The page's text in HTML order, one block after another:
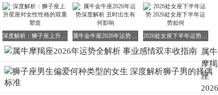
胜，所以发生冲突也是在所难免。然而，大气魄、大格局的
狮子座也不必太过灰心。如果你能像坐在王位上一样，不断
地给予摩羯座关怀和宽容，也许能够缓和你们之间的紧张对
立关系。
再次聚焦1985年出生的属牛男摩羯座
2026年运势
深度解析：狮子座上升星座对女性性格的双重塑造 属牛金牛座2026年运势深度解析 丑时出生有何影响 2026处女座下半年运势 2026处女座下半年运势如何
属牛
摩羯
座